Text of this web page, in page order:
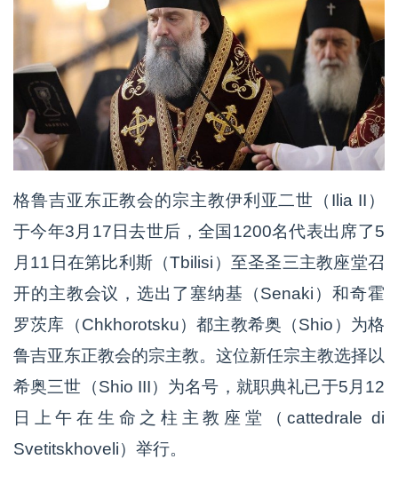
格鲁吉亚东正教会的宗主教伊利亚二世（Ilia II）
于今年3月17日去世后，全国1200名代表出席了5
月11日在第比利斯（Tbilisi）至圣圣三主教座堂召
开的主教会议，选出了塞纳基（Senaki）和奇霍
罗茨库（Chkhorotsku）都主教希奥（Shio）为格
鲁吉亚东正教会的宗主教。这位新任宗主教选择以
希奥三世（Shio III）为名号，就职典礼已于5月12
日上午在生命之柱主教座堂（cattedrale di
Svetitskhoveli）举行。